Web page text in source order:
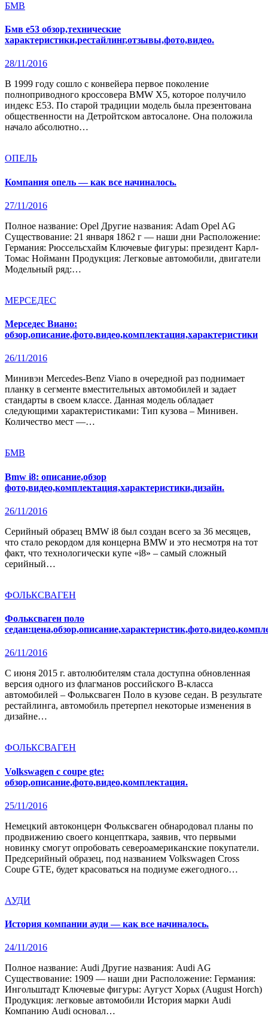
БМВ
Бмв е53 обзор,технические
характеристики,рестайлинг,отзывы,фото,видео.
28/11/2016
В 1999 году сошло с конвейера первое поколение
полноприводного кроссовера BMW X5, которое получило
индекс Е53. По старой традиции модель была презентована
общественности на Детройтском автосалоне. Она положила
начало абсолютно…
ОПЕЛЬ
Компания опель — как все начиналось.
27/11/2016
Полное название: Opel Другие названия: Adam Opel AG
Существование: 21 января 1862 г — наши дни Расположение:
Германия: Рюссельсхайм Ключевые фигуры: президент Карл-
Томас Нойманн Продукция: Легковые автомобили, двигатели
Модельный ряд:…
МЕРСЕДЕС
Мерседес Виано:
обзор,описание,фото,видео,комплектация,характеристики
26/11/2016
Минивэн Mercedes-Benz Viano в очередной раз поднимает
планку в сегменте вместительных автомобилей и задает
стандарты в своем классе. Данная модель обладает
следующими характеристиками: Тип кузова – Минивен.
Количество мест —…
БМВ
Bmw i8: описание,обзор
фото,видео,комплектация,характеристики,дизайн.
26/11/2016
Серийный образец BMW i8 был создан всего за 36 месяцев,
что стало рекордом для концерна BMW и это несмотря на тот
факт, что технологически купе «i8» – самый сложный
серийный…
ФОЛЬКСВАГЕН
Фольксваген поло
26/11/2016
С июня 2015 г. автолюбителям стала доступна обновленная
версия одного из флагманов российского В-класса
автомобилей – Фольксваген Поло в кузове седан. В результате
рестайлинга, автомобиль претерпел некоторые изменения в
дизайне…
ФОЛЬКСВАГЕН
Volkswagen c coupe gte:
обзор,описание,фото,видео,комплектация.
25/11/2016
Немецкий автоконцерн Фольксваген обнародовал планы по
продвижению своего концепткара, заявив, что первыми
новинку смогут опробовать североамериканские покупатели.
Предсерийный образец, под названием Volkswagen Cross
Coupe GTE, будет красоваться на подиуме ежегодного…
АУДИ
История компании ауди — как все начиналось.
24/11/2016
Полное название: Audi Другие названия: Audi AG
Существование: 1909 — наши дни Расположение: Германия:
Ингольштадт Ключевые фигуры: Аугуст Хорьх (August Horch)
Продукция: легковые автомобили История марки Audi
Компанию Audi основал…